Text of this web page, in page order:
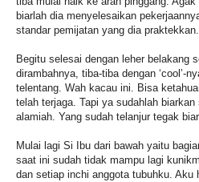
biarlah dia menyelesaikan
standar pemijatan yang dia praktekkan.
Begitu selesai dengan leher belakang
dirambahnya, tiba-tiba dengan ‘cool’-
telentang. Wah kacau ini. Bisa
telah terjaga. Tapi ya sudahlah
alamiah. Yang sudah telanjur tegak
Mulai lagi Si Ibu dari bawah yaitu
saat ini sudah tidak mampu lagi
dan setiap inchi anggota tubuhku. Aku